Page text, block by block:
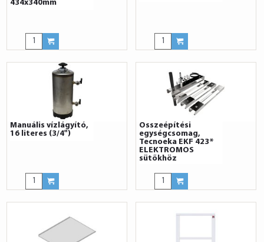
434x340mm
Manuális vízlágyító,
16 literes (3/4")
Összeépítési
egységcsomag,
Tecnoeka EKF 423*
ELEKTROMOS
sütőkhöz